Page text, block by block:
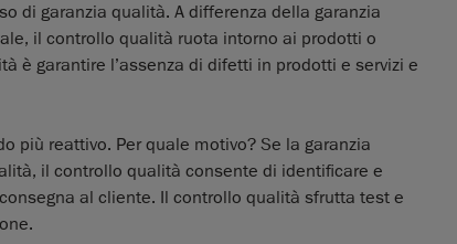
di garanzia qualità. A differenza della garanzia
il controllo qualità ruota intorno ai prodotti o
è garantire l’assenza di difetti in prodotti e servizi e
più reattivo. Per quale motivo? Se la garanzia
il controllo qualità consente di identificare e
al cliente. Il controllo qualità sfrutta test e